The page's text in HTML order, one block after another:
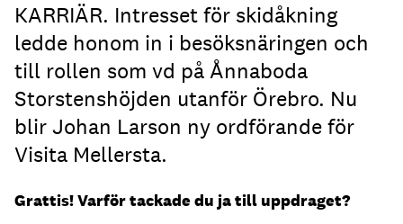
KARRIÄR. Intresset för skidåkning
ledde honom in i besöksnäringen och
till rollen som vd på Ånnaboda
Storstenshöjden utanför Örebro. Nu
blir Johan Larson ny ordförande för
Visita Mellersta.
Grattis! Varför tackade du ja till uppdraget?